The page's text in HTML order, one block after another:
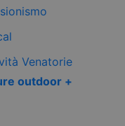
Venatorie
outdoor +